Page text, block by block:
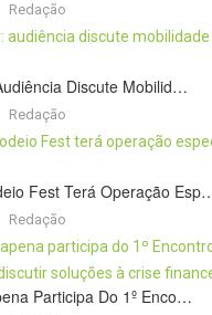
Redação
Discute Mobilid…
Redação
Fest Terá Operação
Redação
Participa Do 1º Enco…